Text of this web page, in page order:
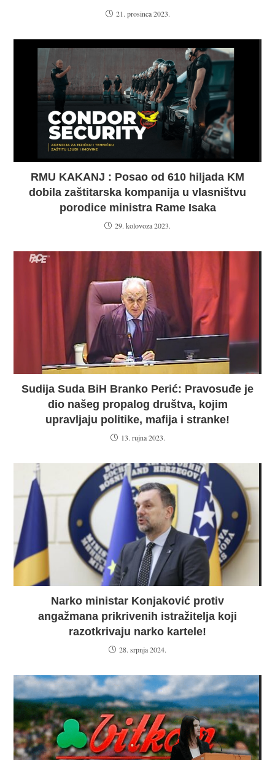
21. prosinca 2023.
RMU KAKANJ : Posao od 610 hiljada KM
dobila zaštitarska kompanija u vlasništvu
porodice ministra Rame Isaka
29. kolovoza 2023.
Sudija Suda BiH Branko Perić: Pravosuđe je
dio našeg propalog društva, kojim
upravljaju politike, mafija i stranke!
13. rujna 2023.
Narko ministar Konjaković protiv
angažmana prikrivenih istražitelja koji
razotkrivaju narko kartele!
28. srpnja 2024.